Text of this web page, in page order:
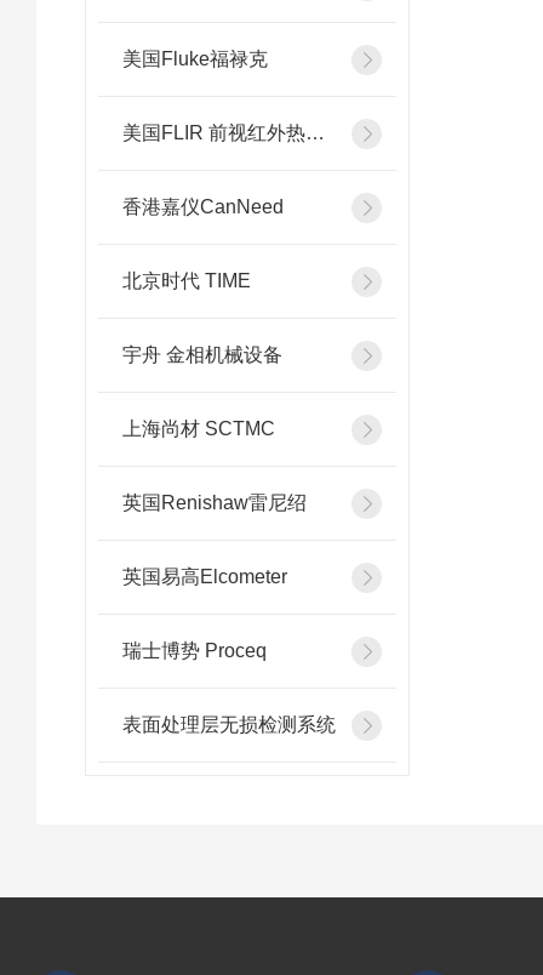
美国Fluke福禄克
美国FLIR 前视红外热像系统
香港嘉仪CanNeed
北京时代 TIME
宇舟 金相机械设备
上海尚材 SCTMC
英国Renishaw雷尼绍
英国易高Elcometer
瑞士博势 Proceq
表面处理层无损检测系统